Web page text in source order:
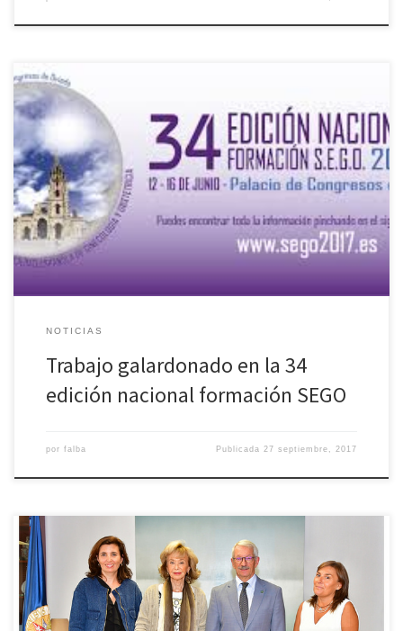
Cribado de la depresión perinatal ¿Es posible? El pasado junio se
celebró en el Palacio de Congresos de Oviedo la 34 edición
nacional Formación SEGO, donde la exposición del trabajo
«Cribado de la depresión perinatal ¿Es posible?», fue
galardonado. El trabajo presentado puede descargarse en el
siguiente enlace: «Cribado de […]
NOTICIAS
Trabajo galardonado en la 34
edición nacional formación SEGO
por falba Publicada27 septiembre, 2017
La UNED con la Fundación Mujeres por África Alejandro Tiana,
rector de la UNED y María Teresa Fernández de la Vega presidenta
de la Fundación Mujeres por África, han rubricado un Acuerdo